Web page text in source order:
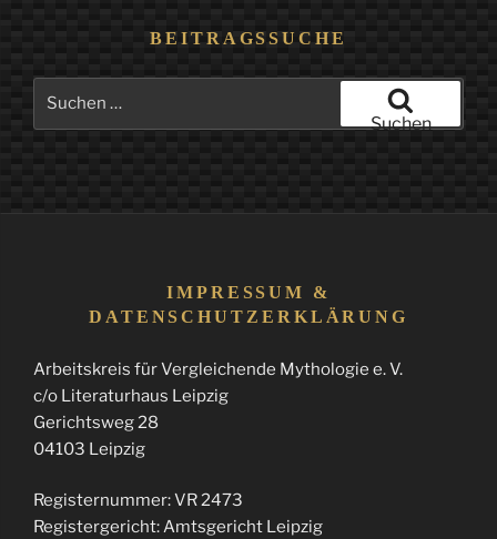
BEITRAGSSUCHE
Suchen
IMPRESSUM &
DATENSCHUTZERKLÄRUNG
Arbeitskreis für Vergleichende Mythologie e. V.
c/o Literaturhaus Leipzig
Gerichtsweg 28
04103 Leipzig
Registernummer: VR 2473
Registergericht: Amtsgericht Leipzig